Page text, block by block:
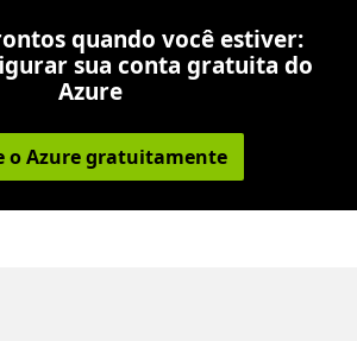
quando você estiver:
sua conta gratuita do
Azure
o Azure gratuitamente